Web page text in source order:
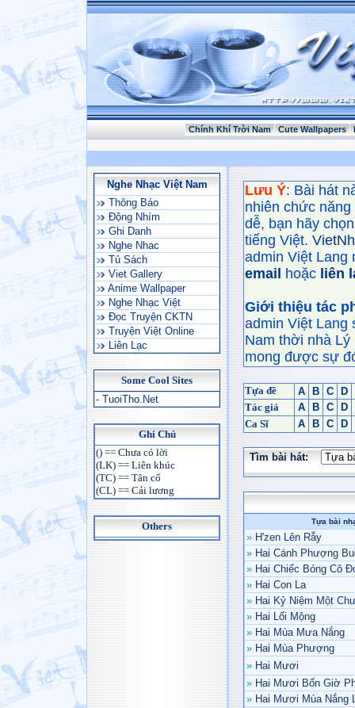
Chính Khí Trời Nam Cute Wallpapers
Nghe Nhạc Việt Nam
Thông Báo
Động Nhím
Ghi Danh
Nghe Nhac
Tủ Sách
Viet Gallery
Anime Wallpaper
Nghe Nhạc Việt
Đọc Truyện CKTN
Truyện Việt Online
Liên Lạc
Some Cool Sites
- TuoiTho.Net
Ghi Chú
() == Chưa có lời
(LK) == Liên khúc
(TC) == Tân cổ
(CL) == Cải lương
Others
Lưu Ý: Bài hát
nhiên chức
dễ, bạn hãy
tiếng Việt.
admin Việt Lang
email
hoặc liên
Giới thiệu tác
admin Việt Lang
Nam thời nhà
mong được sự
Tựa đề A B C
D
Tác giả
A B C
D
Ca Sĩ
A B C D
Tìm bài hát:
Tựa bài
» H'zen Lên Rẫy
» Hai Cánh Phượng
» Hai Chiếc Bóng Cô
» Hai Con La
» Hai Kỷ Niệm Một
» Hai Lối Mộng
» Hai Mùa Mưa Nắng
» Hai Mùa Phượng
» Hai Mươi
» Hai Mươi Bốn Giờ
» Hai Mươi Mùa Nắng